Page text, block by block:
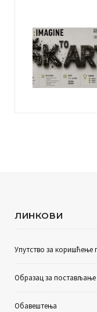
ЛИНКОВИ
Упутство за коришћење
Образац за постављање
Обавештења